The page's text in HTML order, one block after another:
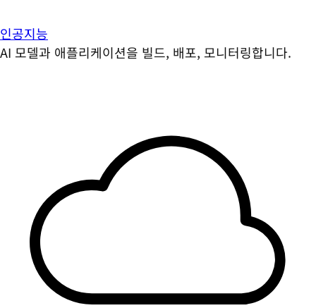
인공지능
AI 모델과 애플리케이션을 빌드, 배포, 모니터링합니다.